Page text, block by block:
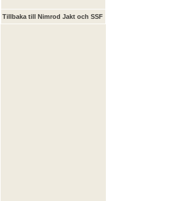
Tillbaka till Nimrod Jakt och SSF